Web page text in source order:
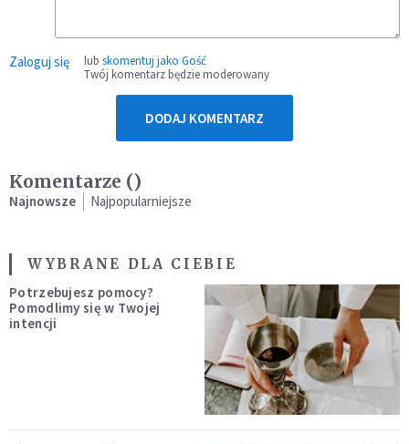
Zaloguj się lub skomentuj jako Gość
Twój komentarz będzie moderowany
DODAJ KOMENTARZ
Komentarze ()
Najnowsze Najpopularniejsze
WYBRANE DLA CIEBIE
Potrzebujesz pomocy?
Pomodlimy się w Twojej
intencji